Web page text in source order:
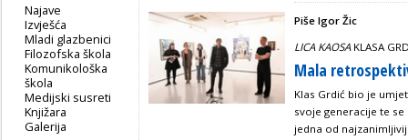
Najave
Izvješća
Mladi glazbenici
Filozofska škola
Komunikološka
škola
Medijski susreti
Knjižara
Galerija
Piše Igor Žic
LICA KAOSA KLASA
Mala
Klas Grdić bio je
svoje generacije te
jedna od